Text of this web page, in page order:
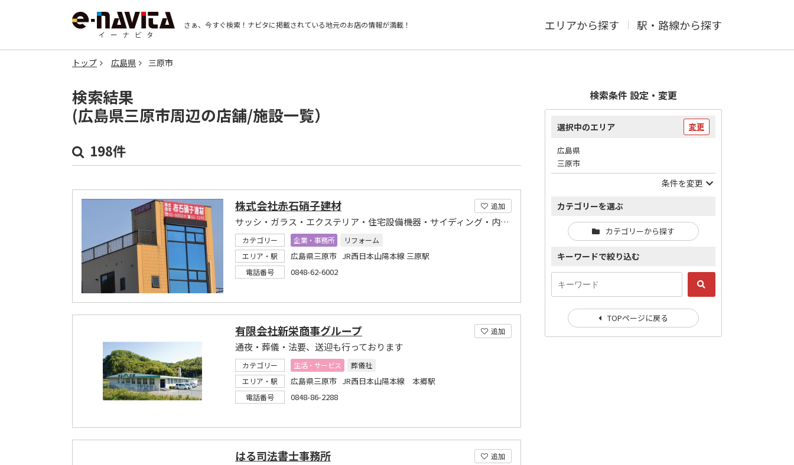
さぁ、今すぐ検索！ ナビタに掲載されている地元のお店の情報が満載！ エリアから探す 駅・路線から探す
トップ 広島県 三原市
検索結果
(広島県三原市周辺の店舗/施設一覧）
198件
追加
株式会社赤石硝子建材
サッシ・ガラス・エクステリア・住宅設備機器・サイディング・内装材
カテゴリー 企業・事務所
リフォーム
エリア・駅
広島県三原市 JR西日本山陽本線 三原駅
電話番号 0848-62-6002
追加
有限会社新栄商事グループ
通夜・葬儀・法要、送迎も行っております
カテゴリー 生活・サービス
葬儀社
エリア・駅
広島県三原市 JR西日本山陽本線 本郷駅
電話番号 0848-86-2288
追加
はる司法書士事務所
検索条件 設定・変更
選択中のエリア 変更
広島県
三原市
条件を変更
カテゴリーを選ぶ
カテゴリーから探す
キーワードで絞り込む
TOPページに戻る